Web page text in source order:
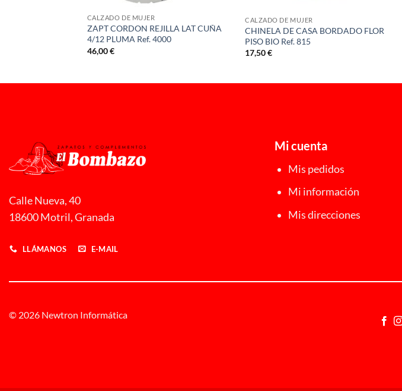
CALZADO DE MUJER
ZAPT CORDON REJILLA LAT CUÑA
4/12 PLUMA Ref. 4000
46,00€
CALZADO DE MUJER
CHINELA DE CASA BORDADO FLOR
PISO BIO Ref. 815
17,50€
Calle Nueva, 40
18600 Motril, Granada
LLÁMANOS E-MAIL
Mi cuenta
Mis pedidos
Mi información
Mis direcciones
© 2026 Newtron Informática